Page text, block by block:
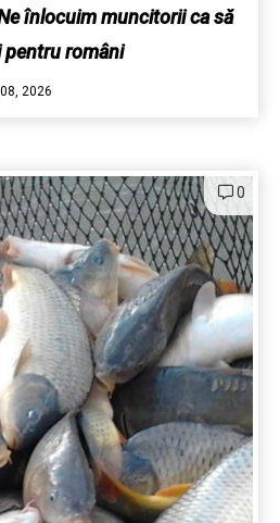
înlocuim muncitorii ca să
pentru români
2026
0